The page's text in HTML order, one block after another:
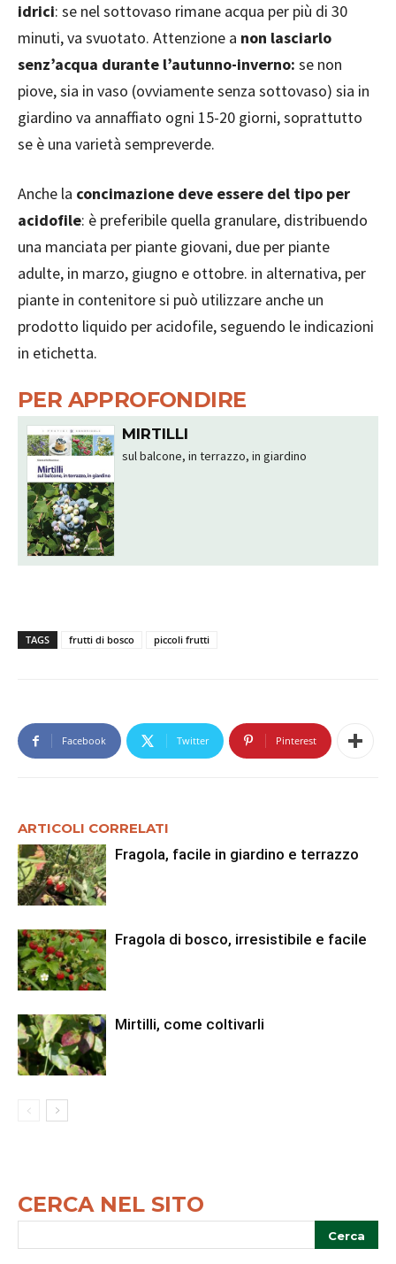
idrici: se nel sottovaso rimane acqua per più di 30
minuti, va svuotato. Attenzione a non lasciarlo
senz’acqua durante l’autunno-inverno: se non
piove, sia in vaso (ovviamente senza sottovaso) sia in
giardino va annaffiato ogni 15-20 giorni, soprattutto
se è una varietà sempreverde.
Anche la concimazione deve essere del tipo per
acidofile: è preferibile quella granulare, distribuendo
una manciata per piante giovani, due per piante
adulte, in marzo, giugno e ottobre. in alternativa, per
piante in contenitore si può utilizzare anche un
prodotto liquido per acidofile, seguendo le indicazioni
in etichetta.
PER APPROFONDIRE
MIRTILLI
sul balcone, in terrazzo, in giardino
TAGS frutti di bosco piccoli frutti
Facebook Twitter Pinterest
ARTICOLI CORRELATI
Fragola, facile in giardino e terrazzo
Fragola di bosco, irresistibile e facile
Mirtilli, come coltivarli
CERCA NEL SITO